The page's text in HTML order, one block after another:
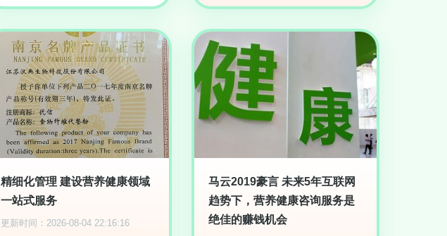
精细化管理 建设营养健康领域
一站式服务
更新时间：2026-08-04 22:16:16
马云2019豪言 未来5年互联网
趋势下，营养健康咨询服务是
绝佳的赚钱机会